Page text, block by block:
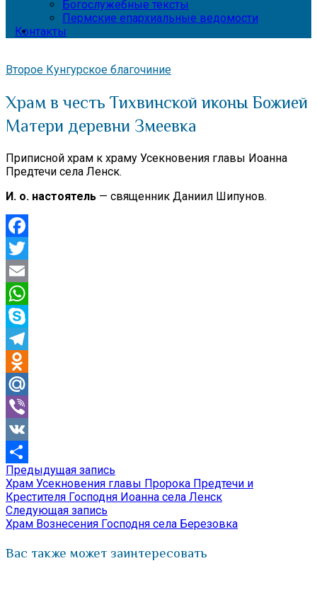
Богослужебные тексты
Пермские епархиальные ведомости
Контакты
Второе Кунгурское благочиние
Храм в честь Тихвинской иконы Божией
Матери деревни Змеевка
Приписной храм к храму Усекновения главы Иоанна
Предтечи села Ленск.
И. о. настоятель — священник Даниил Шипунов.
Facebook
Twitter
Email
WhatsApp
Skype
Telegram
Odnoklassniki
Mail.Ru
Viber
VK
Отправить
Навигация
по
записям
Предыдущая запись
запись:
Храм Усекновения главы Пророка Предтечи и
Крестителя Господня Иоанна села Ленск
Следующая запись
запись:
Храм Вознесения Господня села Березовка
Вас также может заинтересовать